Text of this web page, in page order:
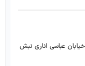
عباسی اناری نبش